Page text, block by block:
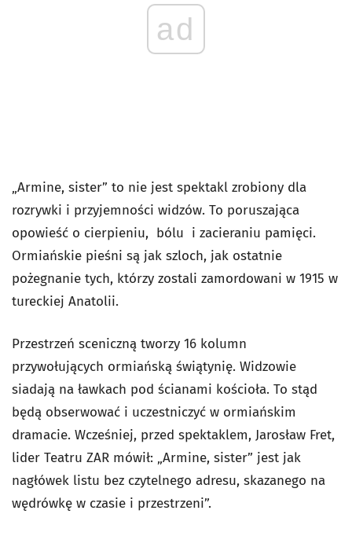
ad
„Armine, sister” to nie jest spektakl zrobiony dla
rozrywki i przyjemności widzów. To poruszająca
opowieść o cierpieniu, bólu i zacieraniu pamięci.
Ormiańskie pieśni są jak szloch, jak ostatnie
pożegnanie tych, którzy zostali zamordowani w 1915 w
tureckiej Anatolii.
Przestrzeń sceniczną tworzy 16 kolumn
przywołujących ormiańską świątynię. Widzowie
siadają na ławkach pod ścianami kościoła. To stąd
będą obserwować i uczestniczyć w ormiańskim
dramacie. Wcześniej, przed spektaklem, Jarosław Fret,
lider Teatru ZAR mówił: „Armine, sister” jest jak
nagłówek listu bez czytelnego adresu, skazanego na
wędrówkę w czasie i przestrzeni”.